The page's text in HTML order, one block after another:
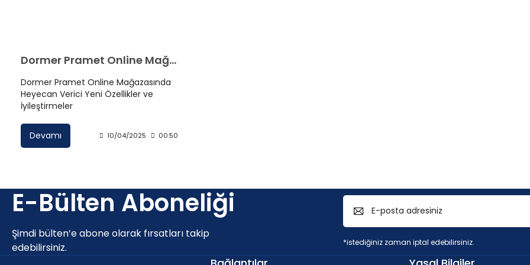
Dormer Pramet Online Mağazasında Heyecan Verici Yeni Özellikler ve İyileştirmeler
Dormer Pramet Online Mağazasında
Heyecan Verici Yeni Özellikler ve
İyileştirmeler
Devamı 10/04/2025 00:50
E-Bülten Aboneliği
Şimdi bülten’e abone olarak fırsatları takip
edebilirsiniz.
*istediğiniz zaman iptal edebilirsiniz.